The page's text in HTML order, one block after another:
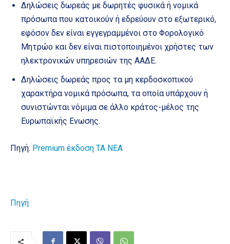
Δηλώσεις δωρεάς με δωρητές φυσικά ή νομικά
πρόσωπα που κατοικούν ή εδρεύουν στο εξωτερικό,
εφόσον δεν είναι εγγεγραμμένοι στο Φορολογικό
Μητρώο και δεν είναι πιστοποιημένοι χρήστες των
ηλεκτρονικών υπηρεσιών της ΑΑΔΕ.
Δηλώσεις δωρεάς προς τα μη κερδοσκοπικού
χαρακτήρα νομικά πρόσωπα, τα οποία υπάρχουν ή
συνιστώνται νόμιμα σε άλλο κράτος-μέλος της
Ευρωπαϊκής Ενωσης.
Πηγή: Premium έκδοση ΤΑ ΝΕΑ
Πηγή